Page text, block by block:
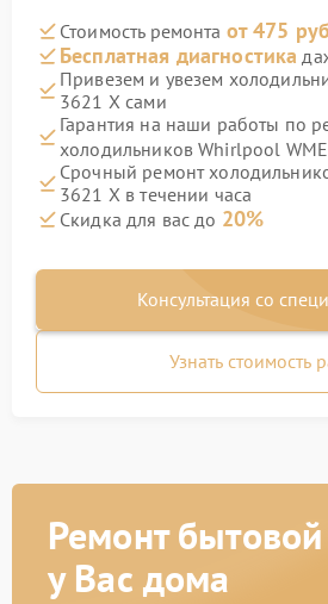
Стоимость ремонта от 475
Бесплатная диагностика
Привезем и увезем
3621 X сами
Гарантия на наши работы по
холодильников Whirlpool
Срочный ремонт
3621 X в течении часа
Скидка для вас до 20%
Консультация со
Узнать стоимость
Ремонт
у Вас дома